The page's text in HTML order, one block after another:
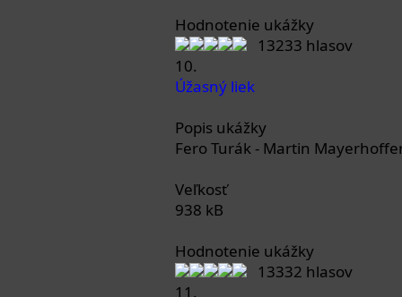
Hodnotenie ukážky
13233 hlasov
10.
Úžasný liek
Popis ukážky
Fero Turák - Martin
Veľkosť
938 kB
Hodnotenie ukážky
13332 hlasov
11.